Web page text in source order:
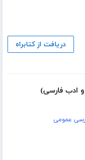
دریافت از کتابراه
و ادب فارسی)
عمومی